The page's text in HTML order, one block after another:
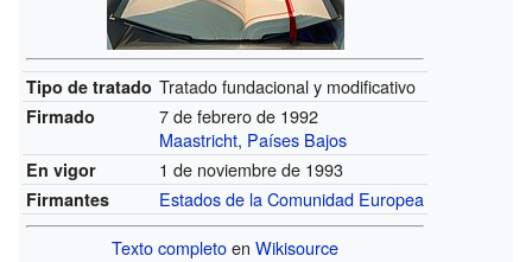
Tipo de tratado Tratado fundacional y modificativo
Firmado
7 de febrero de 1992
Maastricht, Países Bajos
En vigor 1 de noviembre de 1993
Firmantes
Estados de la Comunidad Europea
Texto completoenWikisource